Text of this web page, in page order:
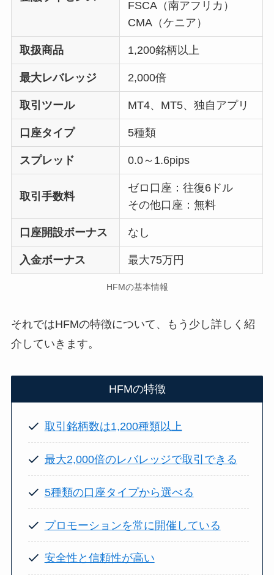
FSCA（南アフリカ）
CMA（ケニア）
取扱商品 1,200銘柄以上
最大レバレッジ 2,000倍
取引ツール MT4、MT5、独自アプリ
口座タイプ 5種類
スプレッド 0.0～1.6pips
取引手数料
ゼロ口座：往復6ドル
その他口座：無料
口座開設ボーナス なし
入金ボーナス 最大75万円
HFMの基本情報
それではHFMの特徴について、もう少し詳しく紹
介していきます。
HFMの特徴
取引銘柄数は1,200種類以上
最大2,000倍のレバレッジで取引できる
5種類の口座タイプから選べる
プロモーションを常に開催している
安全性と信頼性が高い